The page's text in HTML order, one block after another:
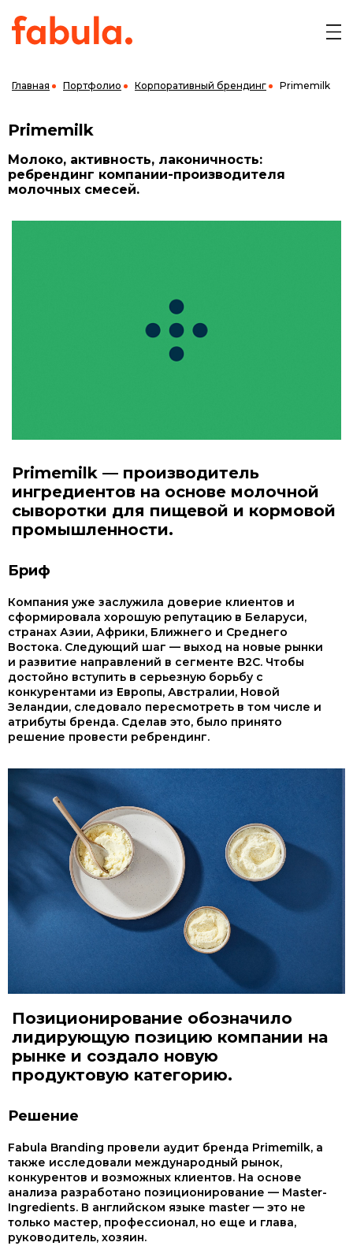
Главная Портфолио Корпоративный брендинг Primemilk
Primemilk
Молоко, активность, лаконичность:
ребрендинг компании-производителя
молочных смесей.
Primemilk — производитель
ингредиентов на основе молочной
сыворотки для пищевой и кормовой
промышленности.
Бриф
Компания уже заслужила доверие клиентов и
сформировала хорошую репутацию в Беларуси,
странах Азии, Африки, Ближнего и Среднего
Востока. Следующий шаг — выход на новые рынки
и развитие направлений в сегменте B2C. Чтобы
достойно вступить в серьезную борьбу с
конкурентами из Европы, Австралии, Новой
Зеландии, следовало пересмотреть в том числе и
атрибуты бренда. Сделав это, было принято
решение провести ребрендинг.
Позиционирование обозначило
лидирующую позицию компании на
рынке и создало новую
продуктовую категорию.
Решение
Fabula Branding провели аудит бренда Primemilk, а
также исследовали международный рынок,
конкурентов и возможных клиентов. На основе
анализа разработано позиционирование — Master-
Ingredients. В английском языке master — это не
только мастер, профессионал, но еще и глава,
руководитель, хозяин.